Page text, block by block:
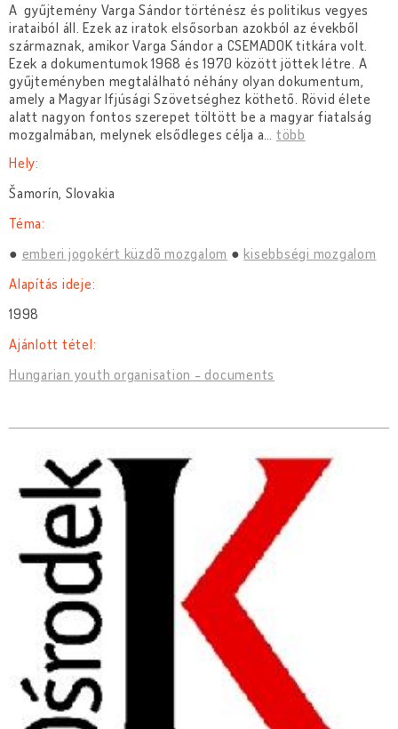
A gyűjtemény Varga Sándor történész és politikus vegyes
irataiból áll. Ezek az iratok elsősorban azokból az évekből
származnak, amikor Varga Sándor a CSEMADOK titkára volt.
Ezek a dokumentumok 1968 és 1970 között jöttek létre. A
gyűjteményben megtalálható néhány olyan dokumentum,
amely a Magyar Ifjúsági Szövetséghez köthető. Rövid élete
alatt nagyon fontos szerepet töltött be a magyar fiatalság
mozgalmában, melynek elsődleges célja a… több
Hely:
Šamorín, Slovakia
Téma:
emberi jogokért küzdõ mozgalom
kisebbségi mozgalom
Alapítás ideje:
1998
Ajánlott tétel:
Hungarian youth organisation - documents